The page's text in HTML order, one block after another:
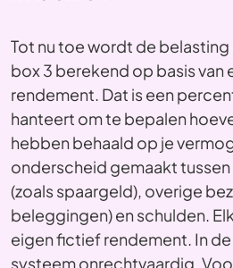
Tot nu toe wordt de
box 3 berekend op basis van
rendement. Dat is een
hanteert om te bepalen
hebben behaald op je
onderscheid gemaakt
(zoals spaargeld), overige
beleggingen) en schulden.
eigen fictief rendement. In
systeem onrechtvaardig.